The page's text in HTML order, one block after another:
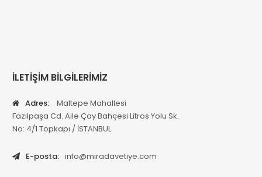
İLETİŞİM BİLGİLERİMİZ
Adres:
Maltepe Mahallesi
Fazılpaşa Cd. Aile Çay Bahçesi Litros Yolu Sk.
No: 4/1 Topkapı / İSTANBUL
E-posta: info@miradavetiye.com